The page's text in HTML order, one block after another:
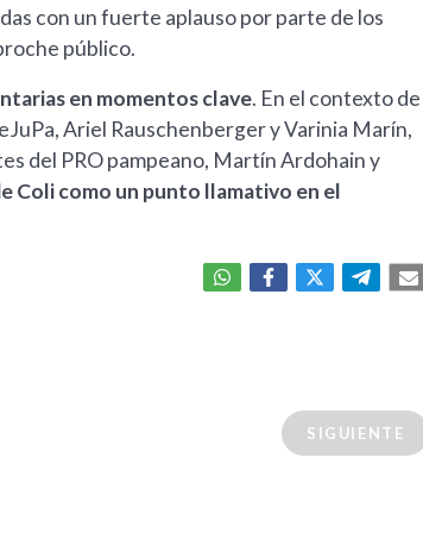
con un fuerte aplauso por parte de los
público.
en momentos clave. En el contexto de
Ariel Rauschenberger y Varinia Marín,
del PRO pampeano, Martín Ardohain y
Coli como un punto llamativo en el
SIGUIENTE